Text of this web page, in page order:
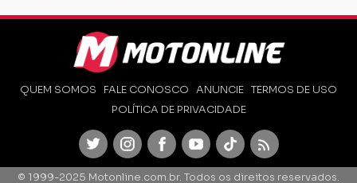
QUEM SOMOS FALE CONOSCO ANUNCIE TERMOS DE USO
POLÍTICA DE PRIVACIDADE
TwitterInstagramFacebookYoutubeTikTok Feed
© 1999-2025 Motonline.com.br. Todos os direitos reservados.